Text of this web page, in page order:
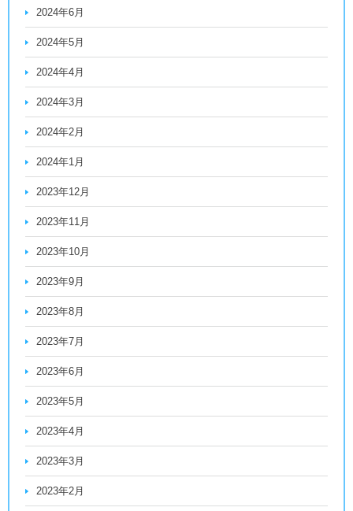
2024年6月
2024年5月
2024年4月
2024年3月
2024年2月
2024年1月
2023年12月
2023年11月
2023年10月
2023年9月
2023年8月
2023年7月
2023年6月
2023年5月
2023年4月
2023年3月
2023年2月